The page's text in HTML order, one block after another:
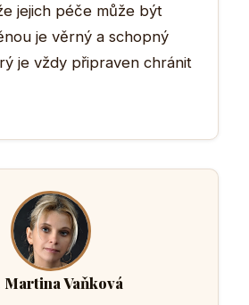
jejich péče může být
je věrný a schopný
je vždy připraven chránit
Martina Vaňková